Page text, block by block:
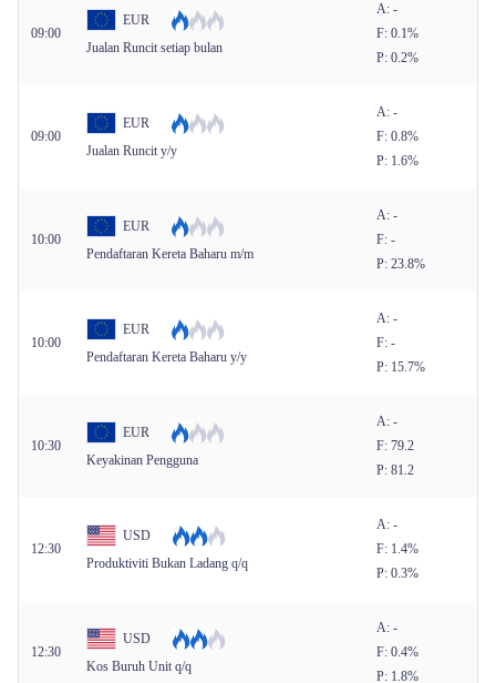
09:00
EUR
Jualan Runcit setiap bulan
A: -
F: 0.1%
P: 0.2%
09:00
EUR
Jualan Runcit y/y
A: -
F: 0.8%
P: 1.6%
10:00
EUR
Pendaftaran Kereta Baharu m/m
A: -
F: -
P: 23.8%
10:00
EUR
Pendaftaran Kereta Baharu y/y
A: -
F: -
P: 15.7%
10:30
EUR
Keyakinan Pengguna
A: -
F: 79.2
P: 81.2
12:30
USD
Produktiviti Bukan Ladang q/q
A: -
F: 1.4%
P: 0.3%
12:30
USD
Kos Buruh Unit q/q
A: -
F: 0.4%
P: 1.8%